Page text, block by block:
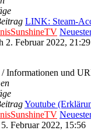
LINK: Steam-
2. Februar 2022, 21:29
Informationen und
Youtube
5. Februar 2022, 15:56